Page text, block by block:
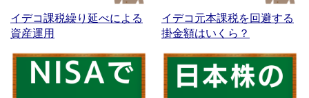
イデコ課税繰り延べによる
資産運用
イデコ元本課税を回避する
掛金額はいくら？